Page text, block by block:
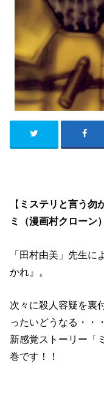
【 ミステリと言う勿
ミ（漫画村クローン
「田村由美 」先生に
かれ』。
次々に殺人容疑を裏
ったいどうなる・・
新感覚ストーリー「
巻です！！